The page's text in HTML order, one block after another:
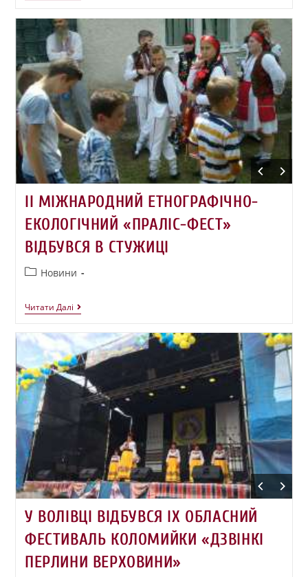
ІІ МІЖНАРОДНИЙ ЕТНОГРАФІЧНО-
ЕКОЛОГІЧНИЙ «ПРАЛІС-ФЕСТ»
ВІДБУВСЯ В СТУЖИЦІ
Новини
Читати Далі
У ВОЛІВЦІ ВІДБУВСЯ IX ОБЛАСНИЙ
ФЕСТИВАЛЬ КОЛОМИЙКИ «ДЗВІНКІ
ПЕРЛИНИ ВЕРХОВИНИ»